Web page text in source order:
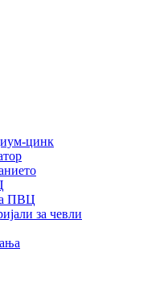
цинк
ПВЦ
за чевли